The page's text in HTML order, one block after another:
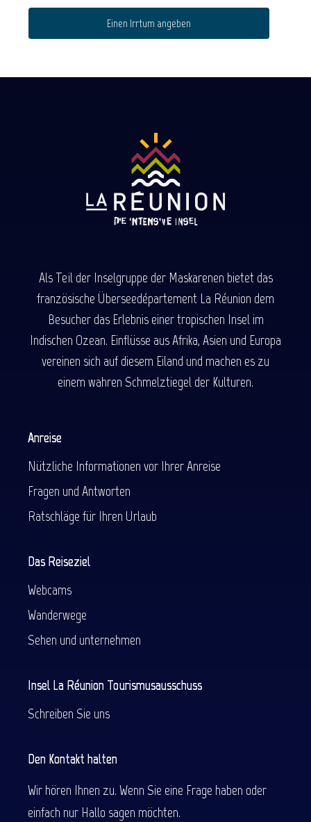
Einen Irrtum angeben
Als Teil der Inselgruppe der Maskarenen bietet das
französische Überseedépartement La Réunion dem
Besucher das Erlebnis einer tropischen Insel im
Indischen Ozean. Einflüsse aus Afrika, Asien und Europa
vereinen sich auf diesem Eiland und machen es zu
einem wahren Schmelztiegel der Kulturen.
Anreise
Nützliche Informationen vor Ihrer Anreise
Fragen und Antworten
Ratschläge für Ihren Urlaub
Das Reiseziel
Webcams
Wanderwege
Sehen und unternehmen
Insel La Réunion Tourismusausschuss
Schreiben Sie uns
Den Kontakt halten
Wir hören Ihnen zu. Wenn Sie eine Frage haben oder
einfach nur Hallo sagen möchten.